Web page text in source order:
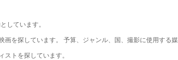
しています。
を探しています。 予算、ジャンル、国、撮影に使用する
トを探しています。